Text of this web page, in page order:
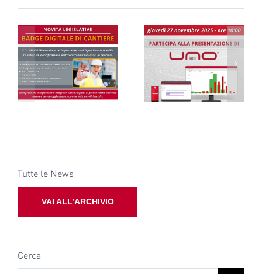
Webinar
Presentazione
UNOweb
Webinar Esonero
Under 35 e Donne
Tutte le News
VAI ALL’ARCHIVIO
Cerca